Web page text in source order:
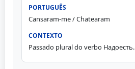
Cansaram-me / Chatearam
Passado plural do verbo Надоесть.